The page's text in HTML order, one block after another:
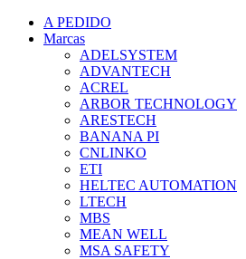
A PEDIDO
Marcas
ADELSYSTEM
ADVANTECH
ACREL
ARBOR TECHNOLOGY
ARESTECH
BANANA PI
CNLINKO
ETI
HELTEC AUTOMATION
LTECH
MBS
MEAN WELL
MSA SAFETY